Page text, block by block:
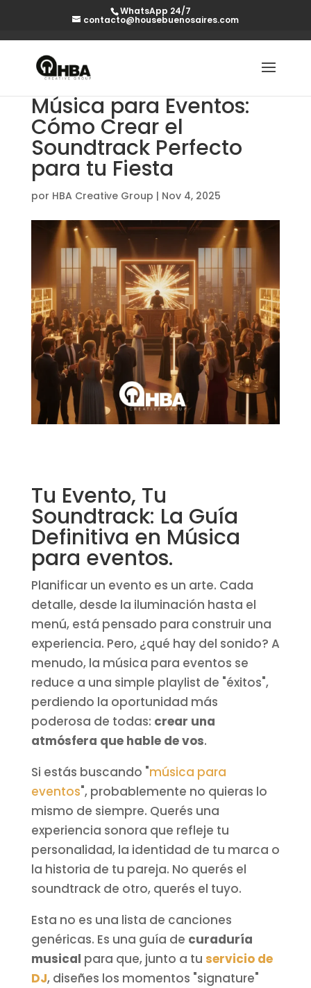
WhatsApp 24/7
contacto@housebuenosaires.com
Música para Eventos:
Cómo Crear el
Soundtrack Perfecto
para tu Fiesta
por HBA Creative Group | Nov 4, 2025
Tu Evento, Tu
Soundtrack: La Guía
Definitiva en Música
para eventos.
Planificar un evento es un arte. Cada
detalle, desde la iluminación hasta el
menú, está pensado para construir una
experiencia. Pero, ¿qué hay del sonido? A
menudo, la música para eventos se
reduce a una simple playlist de "éxitos",
perdiendo la oportunidad más
poderosa de todas: crear una
atmósfera que hable de vos.
Si estás buscando "música para
eventos", probablemente no quieras lo
mismo de siempre. Querés una
experiencia sonora que refleje tu
personalidad, la identidad de tu marca o
la historia de tu pareja. No querés el
soundtrack de otro, querés el tuyo.
Esta no es una lista de canciones
genéricas. Es una guía de curaduría
musical para que, junto a tu servicio de
DJ, diseñes los momentos "signature"